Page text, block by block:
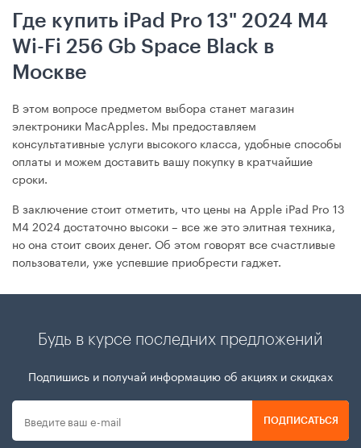
Где купить iPad Pro 13" 2024 M4
Wi-Fi 256 Gb Space Black в
Москве
В этом вопросе предметом выбора станет магазин
электроники MacApples. Мы предоставляем
консультативные услуги высокого класса, удобные способы
оплаты и можем доставить вашу покупку в кратчайшие
сроки.
В заключение стоит отметить, что цены на Apple iPad Pro 13
М4 2024 достаточно высоки – все же это элитная техника,
но она стоит своих денег. Об этом говорят все счастливые
пользователи, уже успевшие приобрести гаджет.
Будь в курсе последних предложений
Подпишись и получай информацию об акциях и скидках
ПОДПИСАТЬСЯ